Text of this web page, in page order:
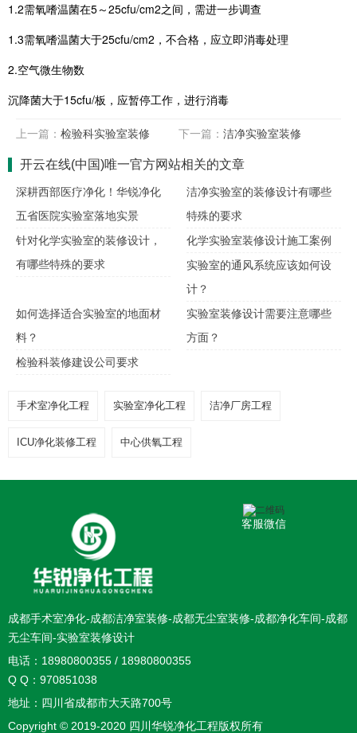
1.2需氧嗜温菌在5～25cfu/cm2之间，需进一步调查
1.3需氧嗜温菌大于25cfu/cm2，不合格，应立即消毒处理
2.空气微生物数
沉降菌大于15cfu/板，应暂停工作，进行消毒
上一篇： 检验科实验室装修 下一篇： 洁净实验室装修
开云在线(中国)唯一官方网站相关的文章
深耕西部医疗净化！华锐净化
五省医院实验室落地实景
洁净实验室的装修设计有哪些
特殊的要求
针对化学实验室的装修设计，
有哪些特殊的要求
化学实验室装修设计施工案例
实验室的通风系统应该如何设
计？
如何选择适合实验室的地面材
料？
实验室装修设计需要注意哪些
方面？
检验科装修建设公司要求
手术室净化工程 实验室净化工程 洁净厂房工程
ICU净化装修工程 中心供氧工程
客服微信
成都手术室净化-成都洁净室装修-成都无尘室装修-成都净化车间-成都
无尘车间-实验室装修设计
电话：18980800355 / 18980800355
Q Q：970851038
地址：四川省成都市大天路700号
Copyright © 2019-2020 四川华锐净化工程版权所有